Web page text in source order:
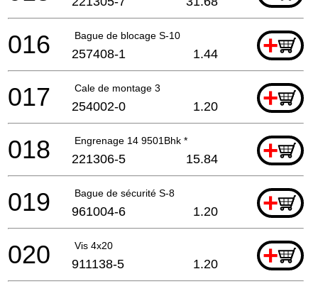
Bague de blocage S-10 +
016 257408-1 1.44
Cale de montage 3 +
017 254002-0 1.20
Engrenage 14 9501Bhk * +
018 221306-5 15.84
Bague de sécurité S-8 +
019 961004-6 1.20
Vis 4x20 +
020 911138-5 1.20